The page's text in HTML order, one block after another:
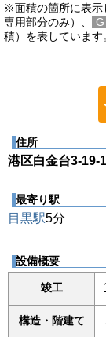
※面積の箇所に表示
専用部分のみ）、
G
積）を表しています
住所
港区白金台3-19-1
最寄り駅
目黒駅5分
設備概要
竣工
構造・階建て